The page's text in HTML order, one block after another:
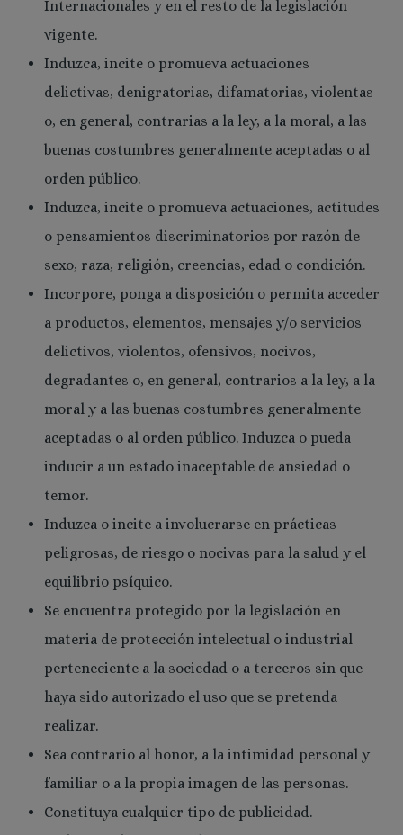
Internacionales y en el resto de la legislación
vigente.
Induzca, incite o promueva actuaciones
delictivas, denigratorias, difamatorias, violentas
o, en general, contrarias a la ley, a la moral, a las
buenas costumbres generalmente aceptadas o al
orden público.
Induzca, incite o promueva actuaciones, actitudes
o pensamientos discriminatorios por razón de
sexo, raza, religión, creencias, edad o condición.
Incorpore, ponga a disposición o permita acceder
a productos, elementos, mensajes y/o servicios
delictivos, violentos, ofensivos, nocivos,
degradantes o, en general, contrarios a la ley, a la
moral y a las buenas costumbres generalmente
aceptadas o al orden público. Induzca o pueda
inducir a un estado inaceptable de ansiedad o
temor.
Induzca o incite a involucrarse en prácticas
peligrosas, de riesgo o nocivas para la salud y el
equilibrio psíquico.
Se encuentra protegido por la legislación en
materia de protección intelectual o industrial
perteneciente a la sociedad o a terceros sin que
haya sido autorizado el uso que se pretenda
realizar.
Sea contrario al honor, a la intimidad personal y
familiar o a la propia imagen de las personas.
Constituya cualquier tipo de publicidad.